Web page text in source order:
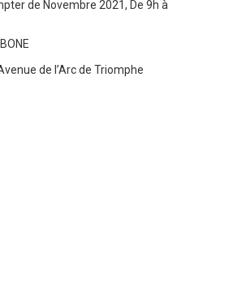
de Novembre 2021, De 9h à
de l’Arc de Triomphe